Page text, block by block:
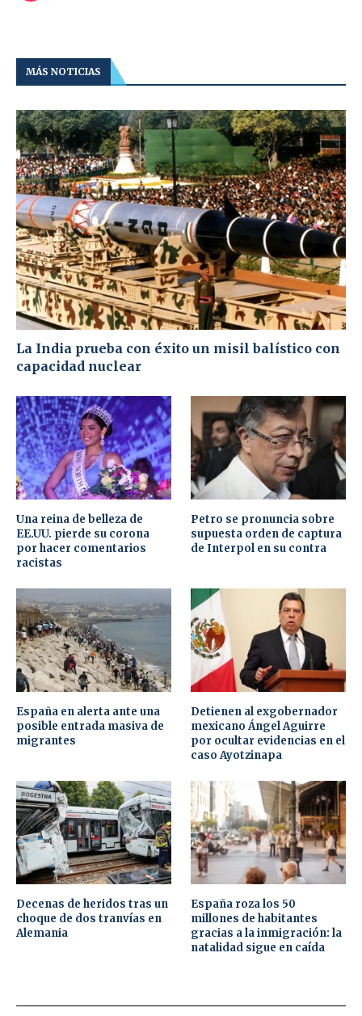
MÁS NOTICIAS
La India prueba con éxito un misil balístico con
capacidad nuclear
Una reina de belleza de
EE.UU. pierde su corona
por hacer comentarios
racistas
Petro se pronuncia sobre
supuesta orden de captura
de Interpol en su contra
España en alerta ante una
posible entrada masiva de
migrantes
Detienen al exgobernador
mexicano Ángel Aguirre
por ocultar evidencias en el
caso Ayotzinapa
Decenas de heridos tras un
choque de dos tranvías en
Alemania
España roza los 50
millones de habitantes
gracias a la inmigración: la
natalidad sigue en caída